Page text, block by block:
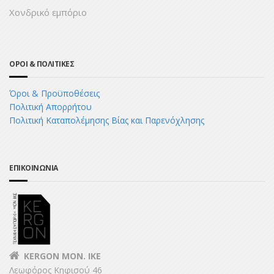
Χονδρικό εμπόριο
ΟΡΟΙ & ΠΟΛΙΤΙΚΕΣ
Όροι & Προϋποθέσεις
Πολιτική Απορρήτου
Πολιτική Καταπολέμησης Βίας και Παρενόχλησης
ΕΠΙΚΟΙΝΩΝΙΑ
KERGON MON. ΙΚΕ
Λεωφόρος Κηφισού 46